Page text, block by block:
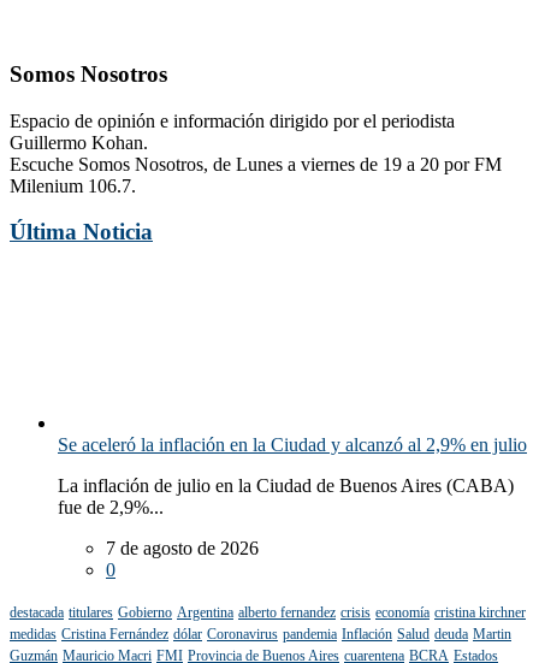
Somos Nosotros
Espacio de opinión e información dirigido por el periodista
Guillermo Kohan.
Escuche Somos Nosotros, de Lunes a viernes de 19 a 20 por FM
Milenium 106.7.
Última Noticia
Se aceleró la inflación en la Ciudad y alcanzó al 2,9% en julio
La inflación de julio en la Ciudad de Buenos Aires (CABA)
fue de 2,9%...
7 de agosto de 2026
0
destacada titulares Gobierno Argentina alberto fernandez crisis economía cristina kirchner
medidas Cristina Fernández dólar Coronavirus pandemia Inflación Salud deuda Martin
Guzmán Mauricio Macri FMI Provincia de Buenos Aires cuarentena BCRA Estados